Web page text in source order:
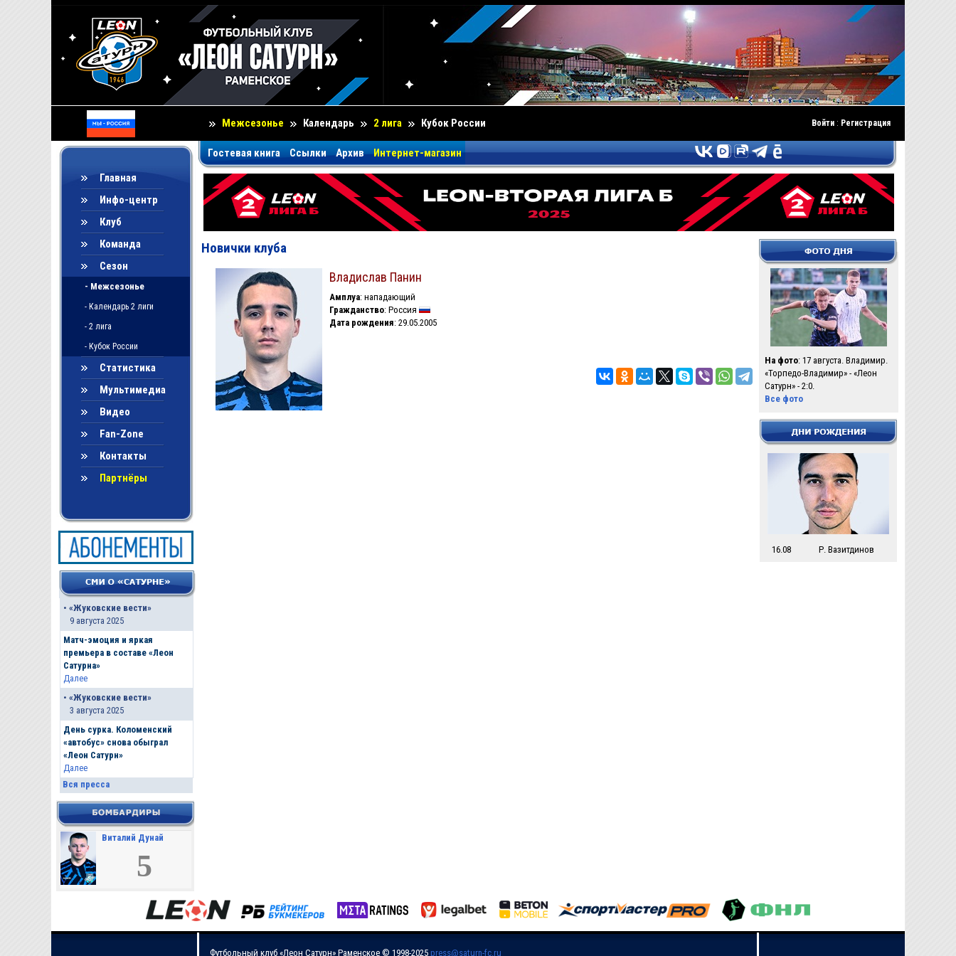
Межсезонье Календарь 2 лига Кубок России Войти : Регистрация
Главная
Инфо-центр
Клуб
Команда
Сезон
- Межсезонье
- Календарь 2 лиги
- 2 лига
- Кубок России
Статистика
Мультимедиа
Видео
Fan-Zone
Контакты
Партнёры
• «Жуковские вести»
9 августа 2025
Матч-эмоция и яркая
премьера в составе «Леон
Сатурна»
Далее
• «Жуковские вести»
3 августа 2025
День сурка. Коломенский
«автобус» снова обыграл
«Леон Сатурн»
Далее
Вся пресса
Виталий Дунай
5
Гостевая книга Ссылки Архив Интернет-магазин
Новички клуба
Владислав Панин
Амплуа: нападающий
Гражданство: Россия
Дата рождения: 29.05.2005
На фото: 17 августа. Владимир.
«Торпедо-Владимир» - «Леон
Сатурн» - 2:0.
Все фото
16.08 Р. Вазитдинов
Футбольный клуб «Леон Сатурн» Раменское © 1998-2025 press@saturn-fc.ru